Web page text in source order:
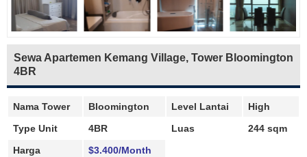
Sewa Apartemen Kemang Village, Tower Bloomington
4BR
Nama Tower Bloomington Level Lantai
High
Type Unit
4BR Luas
244 sqm
Harga
$3.400/Month